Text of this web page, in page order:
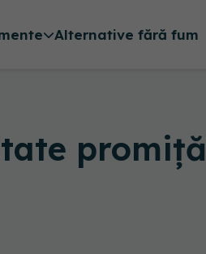
Alternative fără fum